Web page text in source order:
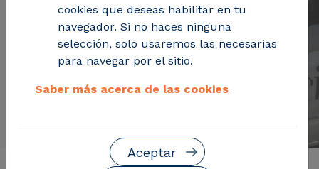
cookies que deseas habilitar en tu
navegador. Si no haces ninguna
selección, solo usaremos las necesarias
para navegar por el sitio.
Saber más acerca de las cookies
Aceptar